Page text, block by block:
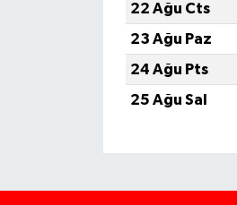
22 Ağu Cts
23 Ağu Paz
24 Ağu Pts
25 Ağu Sal